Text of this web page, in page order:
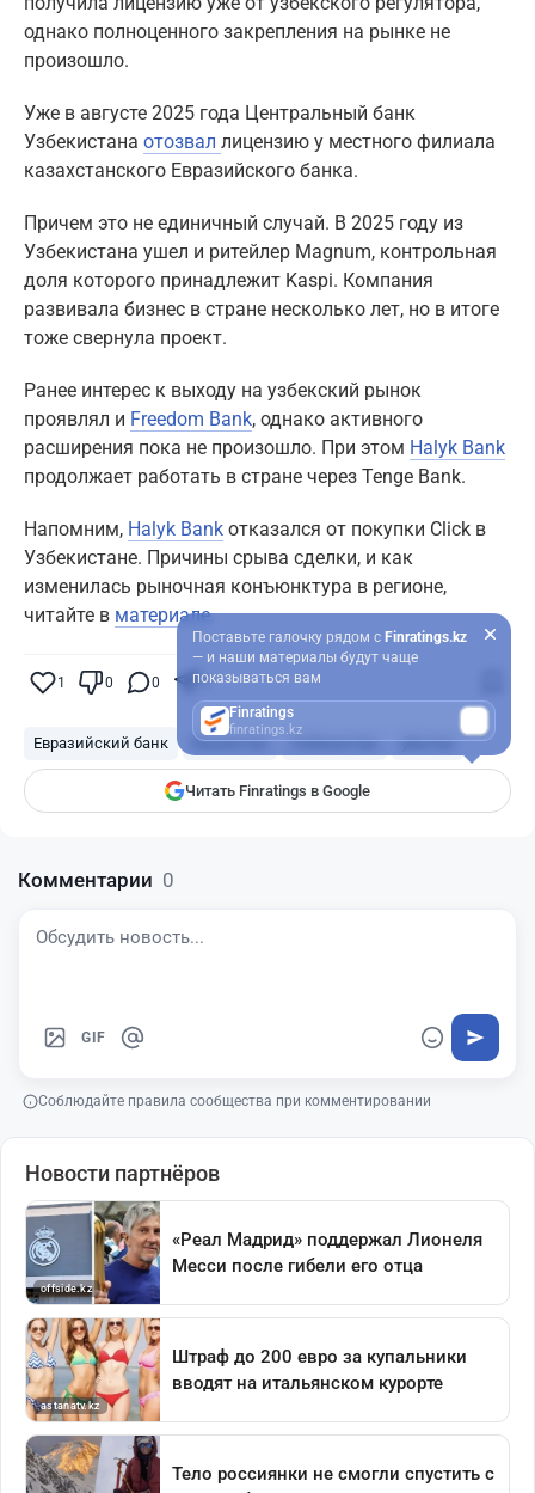
однако полноценного закрепления на рынке не
произошло.
Уже в августе 2025 года Центральный банк
Узбекистана отозвал лицензию у местного филиала
казахстанского Евразийского банка.
Причем это не единичный случай. В 2025 году из
Узбекистана ушел и ритейлер Magnum, контрольная
доля которого принадлежит Kaspi. Компания
развивала бизнес в стране несколько лет, но в итоге
тоже свернула проект.
Ранее интерес к выходу на узбекский рынок
проявлял и Freedom Bank, однако активного
расширения пока не произошло. При этом Halyk Bank
продолжает работать в стране через Tenge Bank.
Напомним, Halyk Bank отказался от покупки Click в
Узбекистане. Причины срыва сделки, и как
изменилась рыночная конъюнктура в регионе,
читайте в материале.
1 0 0 0
Евразийский банк Казахстан Узбекистан убытки
Читать Finratings в Google
Поставьте галочку рядом с Finratings.kz
— и наши материалы будут чаще
показываться вам
Finratings
finratings.kz
Комментарии 0
GIF
Соблюдайте правила сообщества при комментировании